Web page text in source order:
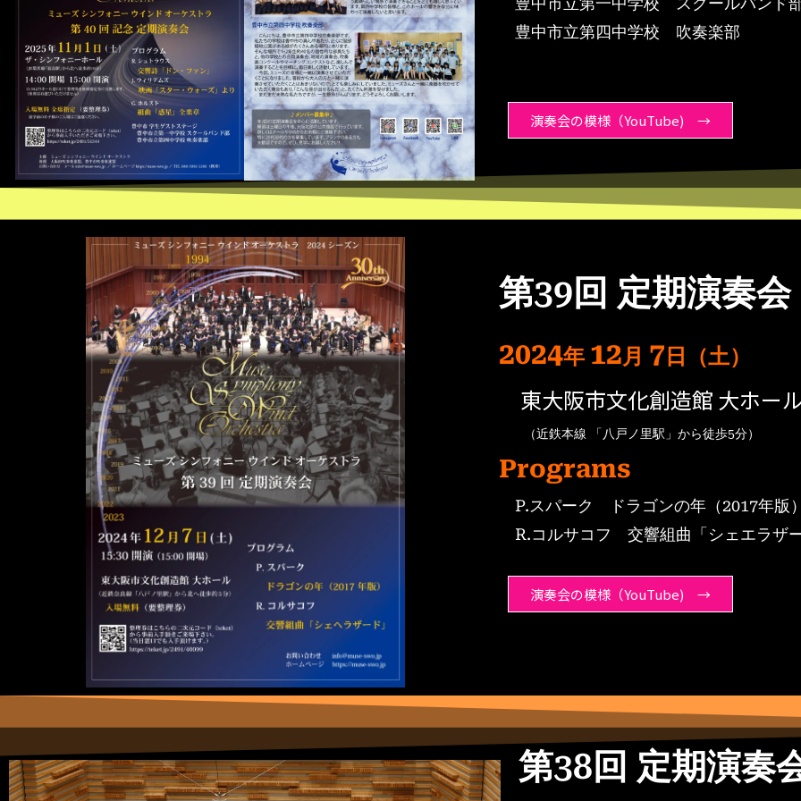
豊中市立第四中学校 吹奏楽部
演奏会の模様（YouTube) →
第39回 定期演奏会
2024年 12月 7 日（土）
東大阪市文化創造館 大ホー
（近鉄本線 「八戸ノ里駅」から徒歩5分）
Programs
P.スパーク ドラゴンの年（2017年版
R.コルサコフ 交響組曲「シェエラザ
演奏会の模様（YouTube) →
第38回 定期演奏